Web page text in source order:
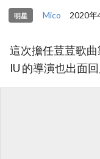
明星 Mico 2020年
這次擔任荳荳歌
IU 的導演也出面